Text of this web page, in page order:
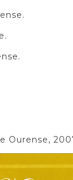
Ourense,